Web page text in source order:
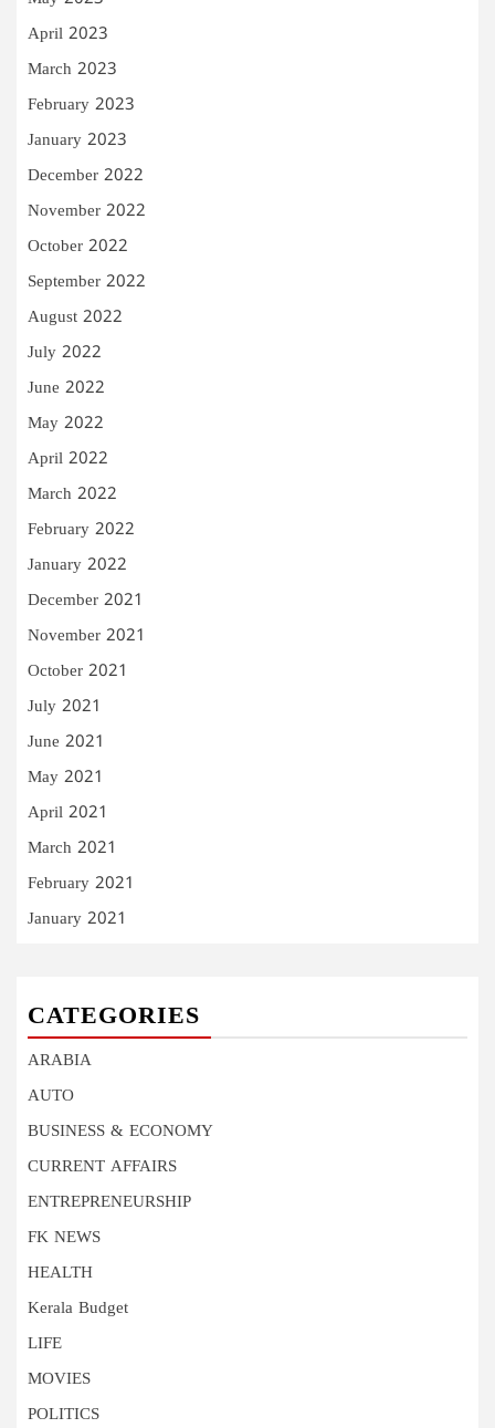
April 2023
March 2023
February 2023
January 2023
December 2022
November 2022
October 2022
September 2022
August 2022
July 2022
June 2022
May 2022
April 2022
March 2022
February 2022
January 2022
December 2021
November 2021
October 2021
July 2021
June 2021
May 2021
April 2021
March 2021
February 2021
January 2021
CATEGORIES
ARABIA
AUTO
BUSINESS & ECONOMY
CURRENT AFFAIRS
ENTREPRENEURSHIP
FK NEWS
HEALTH
Kerala Budget
LIFE
MOVIES
POLITICS